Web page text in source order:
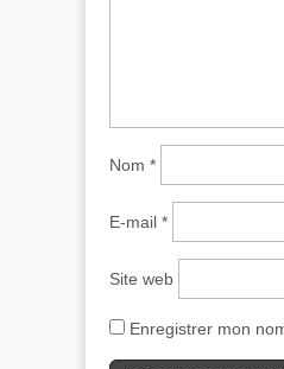
Nom *
E-mail *
Site web
Enregistrer mon